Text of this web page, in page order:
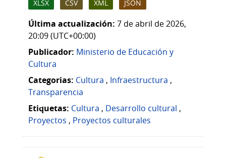
XLSX CSV XML JSON
Última actualización: 7 de abril de 2026,
20:09 (UTC+00:00)
Publicador: Ministerio de Educación y
Cultura
Categorias: Cultura , Infraestructura ,
Transparencia
Etiquetas: Cultura , Desarrollo cultural ,
Proyectos , Proyectos culturales